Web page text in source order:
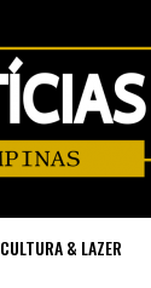
CULTURA & LAZER